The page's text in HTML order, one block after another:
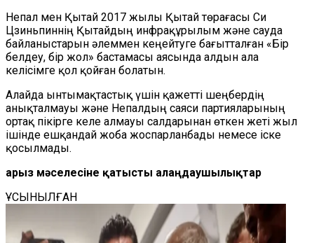
Непал мен Қытай 2017 жылы Қытай төрағасы Си
Цзиньпиннің Қытайдың инфрақұрылым және сауда
байланыстарын әлеммен кеңейтуге бағытталған «Бір
белдеу, бір жол» бастамасы аясында алдын ала
келісімге қол қойған болатын.
Алайда ынтымақтастық үшін қажетті шеңбердің
анықталмауы және Непалдың саяси партияларының
ортақ пікірге келе алмауы салдарынан өткен жеті жыл
ішінде ешқандай жоба жоспарланбады немесе іске
қосылмады.
Қарыз мәселесіне қатысты алаңдаушылықтар
ҰСЫНЫЛҒАН